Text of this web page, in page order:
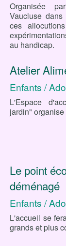
Organisée
Vaucluse
ces
au handicap.
Atelier
Enfants /
L'Espace
jardin"
Le point
déménagé
Enfants /
L'accueil se
grands et plus